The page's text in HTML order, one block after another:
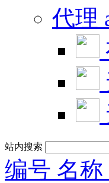
代理
站内搜索
编号 名称